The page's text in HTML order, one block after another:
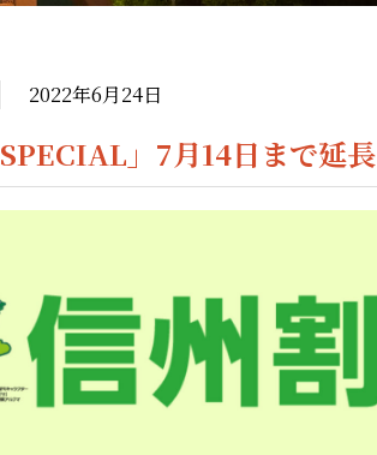
2022年6月24日
SPECIAL」7月14日まで延長